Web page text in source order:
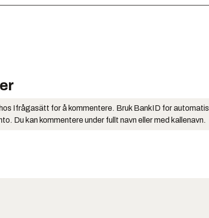
Ifrågasätt for å kommentere. Bruk BankID for
Du kan kommentere under fullt navn eller med kallenavn.